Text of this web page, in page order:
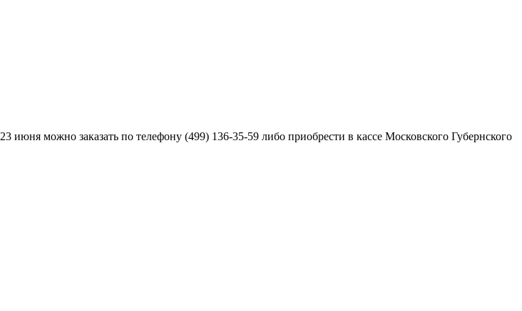
23 июня можно заказать по телефону (499) 136-35-59 либо приобрести в кассе Московского Губернского